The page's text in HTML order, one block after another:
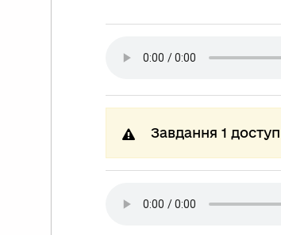
Завдання 1